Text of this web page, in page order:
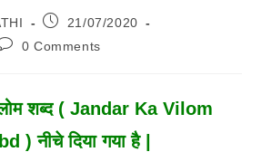
Post21/07/2020
0 Comments
शब्द ( Jandar Ka Vilom
) नीचे दिया गया है |